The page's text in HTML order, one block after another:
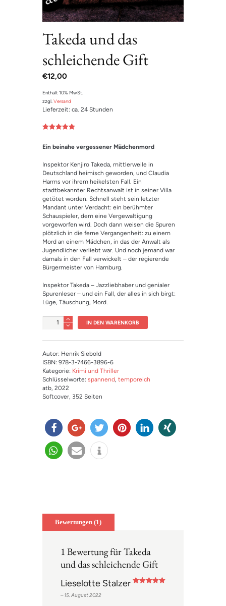
Takeda und das
schleichende Gift
€12,00
Enthält 10% MwSt.
zzgl. Versand
Lieferzeit: ca. 24 Stunden
basierend
rtung
Ein beinahe vergessener Mädchenmord
Inspektor Kenjiro Takeda, mittlerweile in
Deutschland heimisch geworden, und Claudia
Harms vor ihrem heikelsten Fall. Ein
stadtbekannter Rechtsanwalt ist in seiner Villa
getötet worden. Schnell steht sein letzter
Mandant unter Verdacht: ein berühmter
Schauspieler, dem eine Vergewaltigung
vorgeworfen wird. Doch dann weisen die Spuren
plötzlich in die ferne Vergangenheit: zu einem
Mord an einem Mädchen, in das der Anwalt als
Jugendlicher verliebt war. Und noch jemand war
damals in den Fall verwickelt – der regierende
Bürgermeister von Hamburg.
Inspektor Takeda – Jazzliebhaber und genialer
Spurenleser – und ein Fall, der alles in sich birgt:
Lüge, Täuschung, Mord.
Anzahl IN DEN WARENKORB
Autor: Henrik Siebold
ISBN: 978-3-7466-3896-6
Kategorie: Krimi und Thriller
Schlüsselworte: spannend, temporeich
atb, 2022
Softcover, 352 Seiten
teilen teilen twitter
Bewertungen (1)
1 Bewertung fürTakeda
und das schleichende Gift
Lieselotte Stalzer
– 15. August 2022